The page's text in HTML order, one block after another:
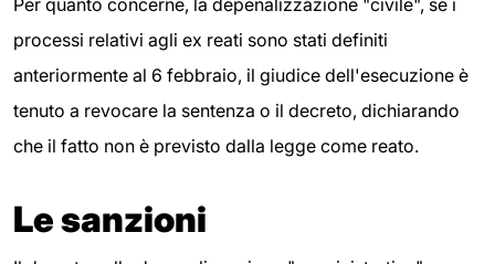
processi relativi agli ex reati sono stati definiti
anteriormente al 6 febbraio, il giudice dell'esecuzione è
tenuto a revocare la sentenza o il decreto, dichiarando
che il fatto non è previsto dalla legge come reato.
Le sanzioni